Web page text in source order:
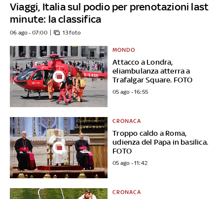
Viaggi, Italia sul podio per prenotazioni last
minute: la classifica
06 ago - 07:00 13 foto
Attacco a Londra,
eliambulanza atterra a
Trafalgar Square. FOTO
MONDO
05 ago - 16:55
Troppo caldo a Roma,
udienza del Papa in basilica.
FOTO
CRONACA
05 ago - 11:42
CRONACA